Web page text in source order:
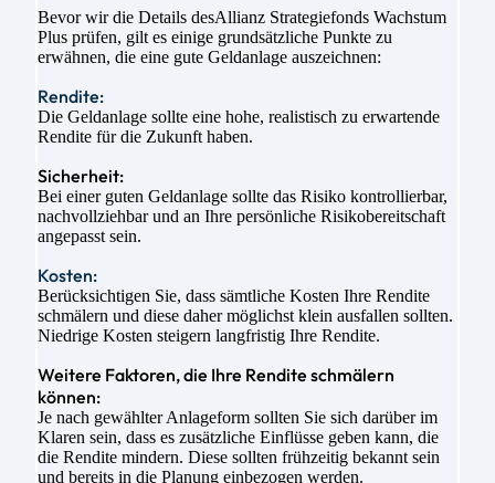
Bevor wir die Details desAllianz Strategiefonds Wachstum
Plus prüfen, gilt es einige grundsätzliche Punkte zu
erwähnen, die eine gute Geldanlage auszeichnen:
Rendite:
Die Geldanlage sollte eine hohe, realistisch zu erwartende
Rendite für die Zukunft haben.
Sicherheit:
Bei einer guten Geldanlage sollte das Risiko kontrollierbar,
nachvollziehbar und an Ihre persönliche Risikobereitschaft
angepasst sein.
Kosten:
Berücksichtigen Sie, dass sämtliche Kosten Ihre Rendite
schmälern und diese daher möglichst klein ausfallen sollten.
Niedrige Kosten steigern langfristig Ihre Rendite.
Weitere Faktoren, die Ihre Rendite schmälern
können:
Je nach gewählter Anlageform sollten Sie sich darüber im
Klaren sein, dass es zusätzliche Einflüsse geben kann, die
die Rendite mindern. Diese sollten frühzeitig bekannt sein
und bereits in die Planung einbezogen werden.